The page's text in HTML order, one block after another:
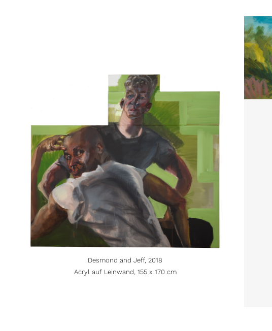
Desmond and Jeff, 2018
Acryl auf Leinwand, 155 x 170 cm